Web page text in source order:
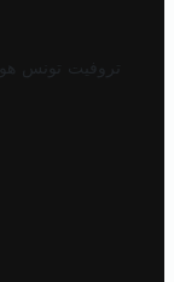
تروفيت تونس